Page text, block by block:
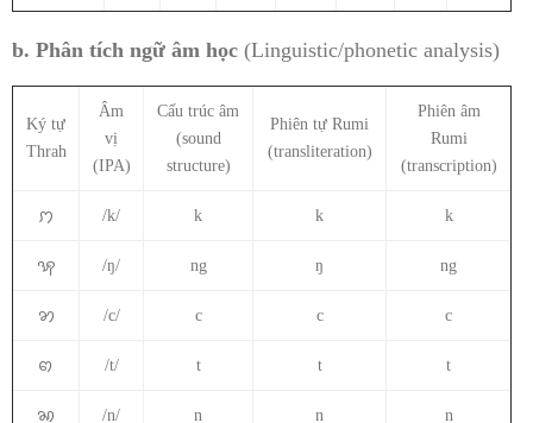
b. Phân tích ngữ âm học (Linguistic/phonetic analysis)
Ký tự
Thrah
Âm
vị
(IPA)
Cấu trúc âm
(sound
structure)
Phiên tự Rumi
(transliteration)
Phiên âm
Rumi
(transcription)
ꩀ /k/ k k k
ꩂ /ŋ/ ng ŋ ng
ꩄ /c/ c c c
ꩅ /t/ t t t
ꩆ /n/ n n n